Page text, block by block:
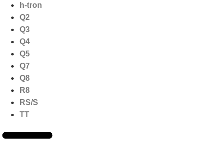
h-tron
Q2
Q3
Q4
Q5
Q7
Q8
R8
RS/S
TT